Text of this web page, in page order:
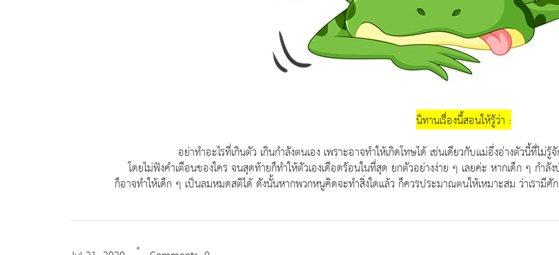
นิทานเรื่องนี้สอนให้รู้ว่า :
อย่าทำอะไรที่เกินตัว เกินกำลังตนเอง เพราะอาจทำให้เกิดโทษได้ เช่นเดียวกับแม่อึ่งอ่างตัวนี้ที่ไม่รู้
โดยไม่ฟังคำเตือนของใคร จนสุดท้ายก็ทำให้ตัวเองเดือดร้อนในที่สุด ยกตัวอย่างง่าย ๆ เลยค่ะ หากเด็ก ๆ กำลั
ก็อาจทำให้เด็ก ๆ เป็นลมหมดสติได้ ดังนั้นหากพวกหนูคิดจะทำสิ่งใดแล้ว ก็ควรประมาณตนให้เหมาะสม ว่าเรามี